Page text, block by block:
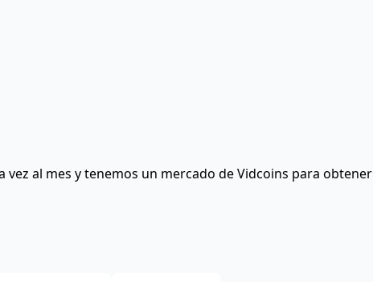
al mes y tenemos un mercado de Vidcoins para obtener